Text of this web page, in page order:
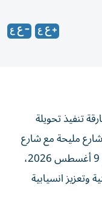
تنفيذ تحويلة
مليحة مع شارع
الشيخ خليفة بن زايد، يوم الأحد، الموافق 9 أغسطس 2026،
وتعزيز انسيابية